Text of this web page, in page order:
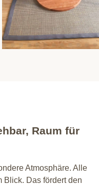
Raum für
Atmosphäre. Alle
Blick. Das fördert den